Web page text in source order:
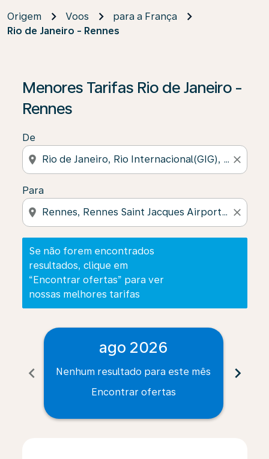
Origem Voos
para a França
Rio de Janeiro - Rennes
Menores Tarifas Rio de Janeiro -
Rennes
De
location_on close
Para
location_on close
Se não forem encontrados
resultados, clique em
“Encontrar ofertas” para ver
nossas melhores tarifas
Se não forem encontrados resultados, clique em
chevron_left
ago 2026
Nenhum resultado para este mês
Encontrar ofertas
chevron_right